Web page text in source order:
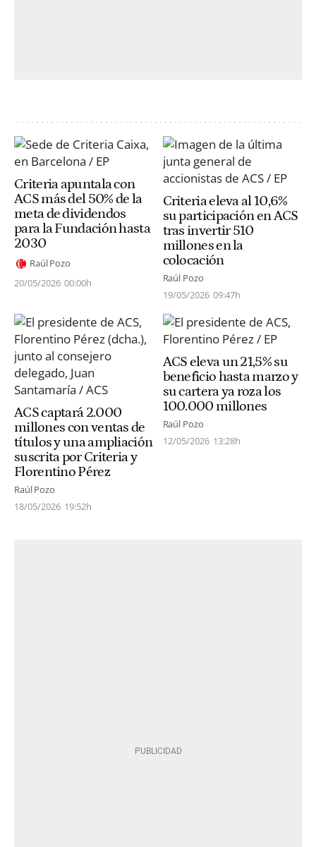
Criteria apuntala con
ACS más del 50% de la
meta de dividendos
para la Fundación hasta
2030
Raúl Pozo
20/05/2026 00:00h
Criteria eleva al 10,6%
su participación en ACS
tras invertir 510
millones en la
colocación
Raúl Pozo
19/05/2026 09:47h
ACS captará 2.000
millones con ventas de
títulos y una ampliación
suscrita por Criteria y
Florentino Pérez
Raúl Pozo
18/05/2026 19:52h
ACS eleva un 21,5% su
beneficio hasta marzo y
su cartera ya roza los
100.000 millones
Raúl Pozo
12/05/2026 13:28h